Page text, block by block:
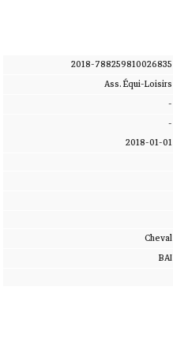
2018-788259810026835
Ass. Équi-Loisirs
-
-
2018-01-01
Cheval
BAI